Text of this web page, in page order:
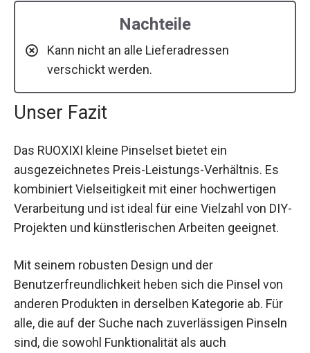
Nachteile
Kann nicht an alle Lieferadressen
verschickt werden.
Unser Fazit
Das RUOXIXI kleine Pinselset bietet ein
ausgezeichnetes Preis-Leistungs-Verhältnis. Es
kombiniert Vielseitigkeit mit einer hochwertigen
Verarbeitung und ist ideal für eine Vielzahl von DIY-
Projekten und künstlerischen Arbeiten geeignet.
Mit seinem robusten Design und der
Benutzerfreundlichkeit heben sich die Pinsel von
anderen Produkten in derselben Kategorie ab. Für
alle, die auf der Suche nach zuverlässigen Pinseln
sind, die sowohl Funktionalität als auch